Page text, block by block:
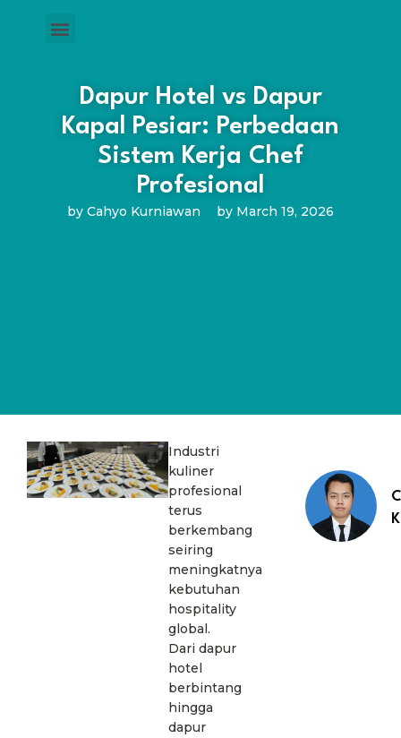
Dapur Hotel vs Dapur
Kapal Pesiar: Perbedaan
Sistem Kerja Chef
Profesional
by Cahyo Kurniawan by March 19, 2026
Industri
kuliner
profesional
terus
berkembang
seiring
meningkatnya
kebutuhan
hospitality
global.
Dari dapur
hotel
berbintang
hingga
dapur